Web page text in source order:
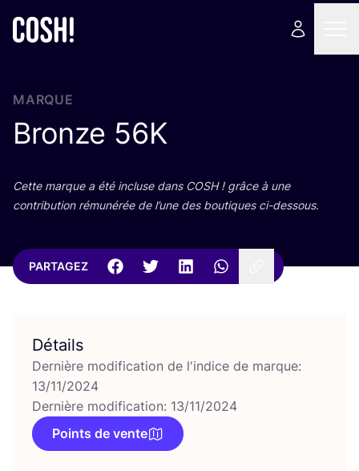
MARQUE
Bronze 56K
Cette marque a été incluse dans COSH! grâce à une
contri­bu­tion rému­né­rée de l’une des bou­tiques ci-dessous.
PARTAGEZ
Détails
Dernière modification de l'indice de marque:
13/11/2024
Dernière modification: 13/11/2024
Points de vente